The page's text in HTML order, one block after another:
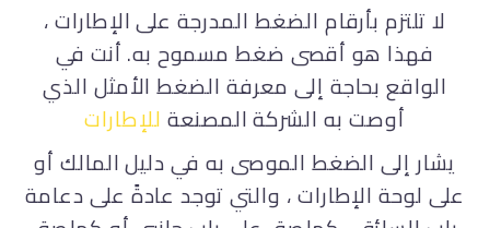
لا تلتزم بأرقام الضغط المدرجة على الإطارات ،
فهذا هو أقصى ضغط مسموح به. أنت في
الواقع بحاجة إلى معرفة الضغط الأمثل الذي
أوصت به الشركة المصنعةللإطارات
يشار إلى الضغط الموصى به في دليل المالك أو
على لوحة الإطارات ، والتي توجد عادةً على دعامة